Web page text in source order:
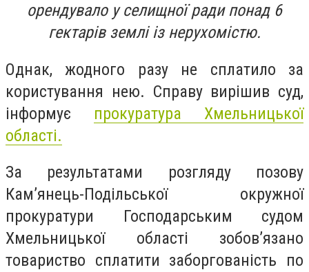
орендувало у селищної ради понад 6
гектарів землі із нерухомістю.
Однак, жодного разу не сплатило за
користування нею. Справу вирішив суд,
інформує прокуратура Хмельницької
області.
За результатами розгляду позову
Кам’янець-Подільської окружної
прокуратури Господарським судом
Хмельницької області зобов’язано
товариство сплатити заборгованість по